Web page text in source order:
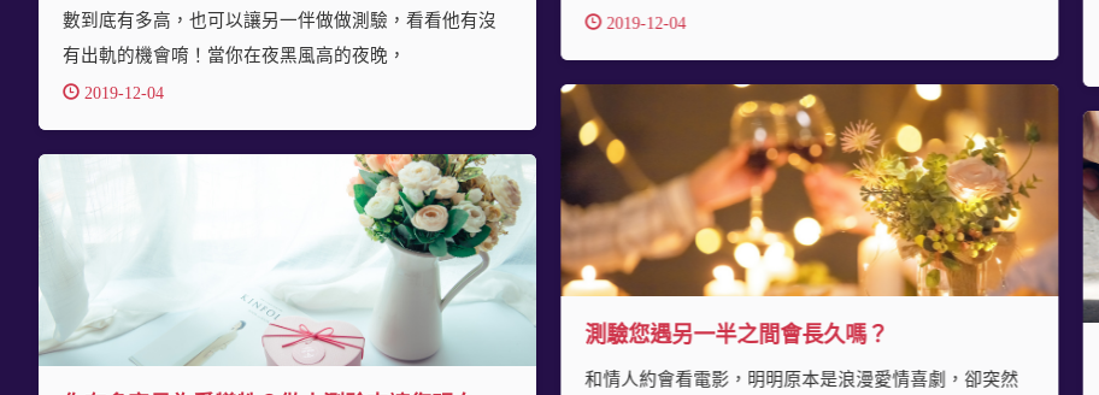
數到底有多高，也可以讓另一伴做做測驗，看看他有沒
有出軌的機會唷！當你在夜黑風高的夜晚，
2019-12-04
2019-12-04
測驗您遇另一半之間會長久嗎？
和情人約會看電影，明明原本是浪漫愛情喜劇，卻突然